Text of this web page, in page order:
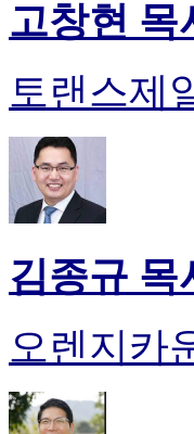
고창현 목
토랜스제
김종규 목
오렌지카